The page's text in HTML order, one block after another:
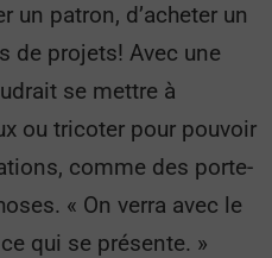
un patron, d’acheter un
de projets! Avec une
se mettre à
ou tricoter pour pouvoir
comme des porte-
« On verra avec le
qui se présente. »